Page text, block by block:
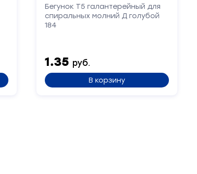
Бегунок Т5 галантерейный для
спиральных молний Д голубой
184
1.35 руб.
В корзину